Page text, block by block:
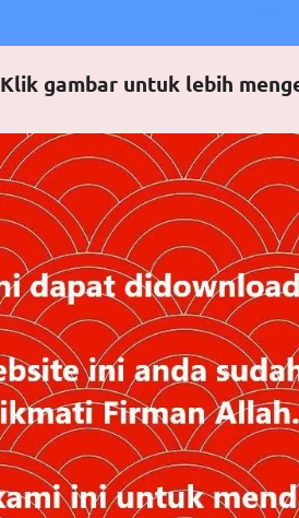
Klik gambar untuk lebih